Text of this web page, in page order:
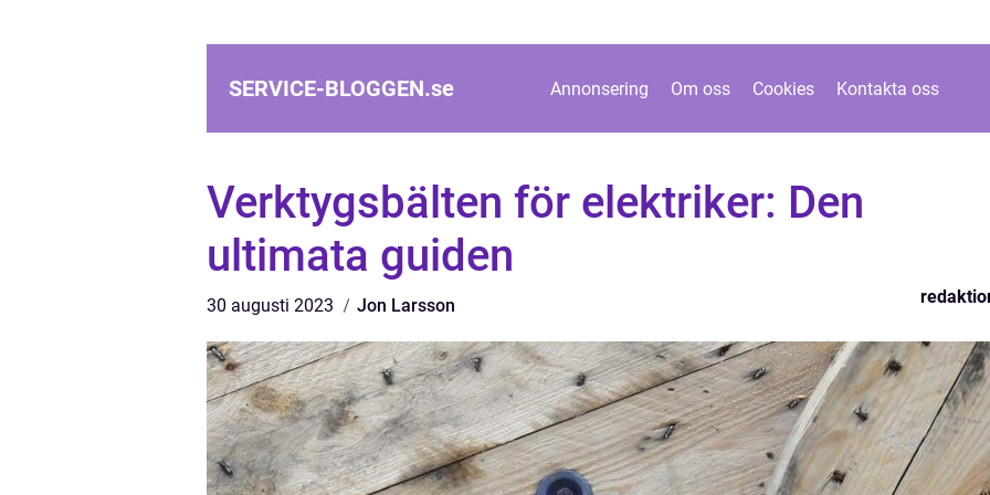
SERVICE-BLOGGEN.se Annonsering Om oss Cookies Kontakta oss
Verktygsbälten för elektriker: Den
ultimata guiden
30 augusti 2023 Jon Larsson